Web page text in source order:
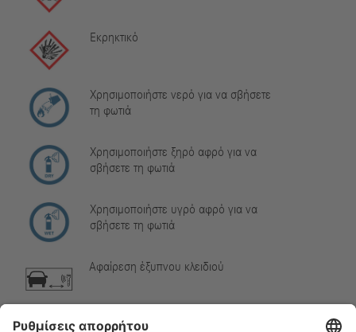
Εκρηκτικό
Χρησιμοποιήστε νερό για να σβήσετε
τη φωτιά
Χρησιμοποιήστε ξηρό αφρό για να
σβήσετε τη φωτιά
Χρησιμοποιήστε υγρό αφρό για να
σβήσετε τη φωτιά
Αφαίρεση έξυπνου κλειδιού
Αέριο κλιματιστικού